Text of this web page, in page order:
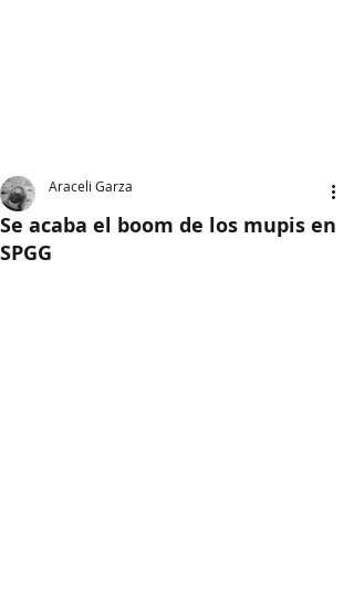
Se acaba el boom de los mupis en
SPGG
Araceli Garza